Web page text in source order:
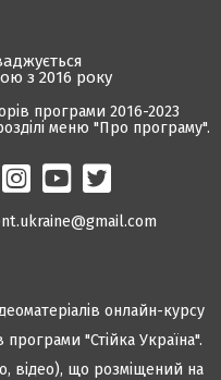
з 2016 року
програми 2016-2023
меню "Про програму".
онлайн-курсу
"Стійка Україна".
відео), що розміщений на